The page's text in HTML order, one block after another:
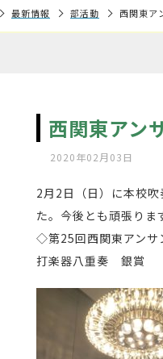
最新情報 部活動 西関東ア
西関東アン
2020年02月03日
2月2日（日）に本校
た。今後とも頑張りま
◇第25回西関東アンサ
打楽器八重奏 銀賞